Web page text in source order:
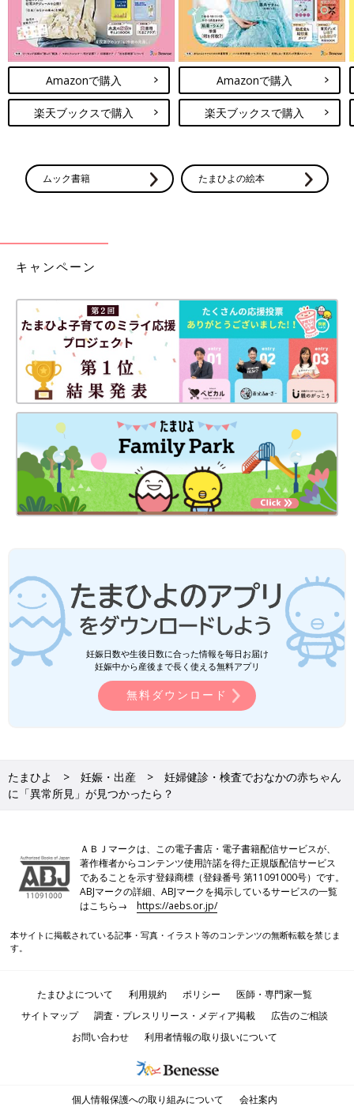
Amazonで購入
楽天ブックスで購入
Amazonで購入
楽天ブックスで購入
ムック書籍 たまひよの絵本
キャンペーン
妊娠日数や生後日数に合った情報を毎日お届け
妊娠中から産後まで長く使える無料アプリ
無料ダウンロード
たまひよ 妊娠・出産
妊婦健診・検査でおなかの赤ちゃん
に「異常所見」が見つかったら？
ＡＢＪマークは、この電子書店・電子書籍配信サービスが、
著作権者からコンテンツ使用許諾を得た正規版配信サービス
であることを示す登録商標（登録番号 第11091000号）です。
ABJマークの詳細、ABJマークを掲示しているサービスの一覧
はこちら→https://aebs.or.jp/
本サイトに掲載されている記事・写真・イラスト等のコンテンツの無断転載を禁じま
す。
たまひよについて 利用規約 ポリシー
医師・専門家一覧
サイトマップ
調査・プレスリリース・メディア掲載
広告のご相談
お問い合わせ
利用者情報の取り扱いについて
個人情報保護への取り組みについて 会社案内